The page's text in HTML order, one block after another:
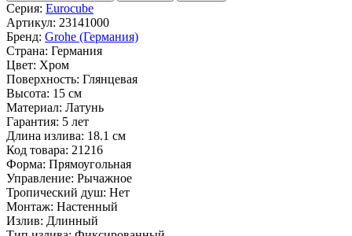
Серия: Eurocube
Артикул: 23141000
Бренд: Grohe (Германия)
Страна: Германия
Цвет: Хром
Поверхность: Глянцевая
Высота: 15 см
Материал: Латунь
Гарантия: 5 лет
Длина излива: 18.1 см
Код товара: 21216
Форма: Прямоугольная
Управление: Рычажное
Тропический душ: Нет
Монтаж: Настенный
Излив: Длинный